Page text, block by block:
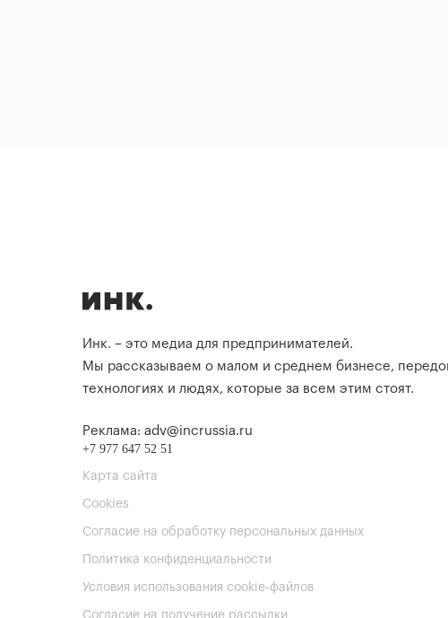
Инк. – это медиа для предпринимателей.
Мы рассказываем о малом и среднем бизнесе,
технологиях и людях, которые за всем этим стоят.
Реклама: adv@incrussia.ru
+7 977 647 52 51
Карта сайта
Cookies
Согласие на обработку персональных данных
Политика конфиденциальности
Условия использования cookie-файлов